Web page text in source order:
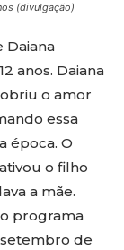
(divulgação)
Daiana
anos. Daiana
o amor
essa
época. O
o filho
a mãe.
programa
de